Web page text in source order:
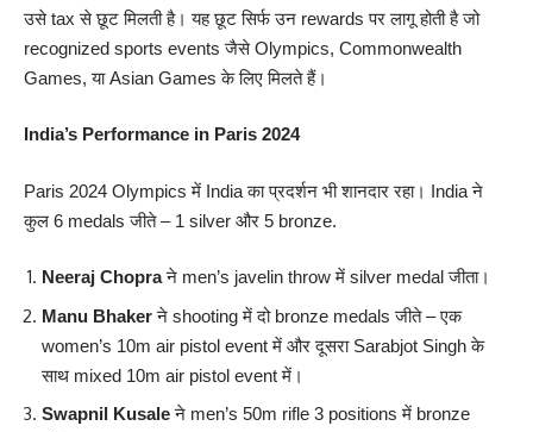
उसे tax से छूट मिलती है। यह छूट सिर्फ उन rewards पर लागू होती है जो
recognized sports events जैसे Olympics, Commonwealth
Games, या Asian Games के लिए मिलते हैं।
India’s Performance in Paris 2024
Paris 2024 Olympics में India का प्रदर्शन भी शानदार रहा। India ने
कुल 6 medals जीते – 1 silver और 5 bronze.
Neeraj Chopraने men’s javelin throw में silver medal जीता।
Manu Bhakerने shooting में दो bronze medals जीते – एक
women’s 10m air pistol event में और दूसरा Sarabjot Singh के
साथ mixed 10m air pistol event में।
Swapnil Kusaleने men’s 50m rifle 3 positions में bronze